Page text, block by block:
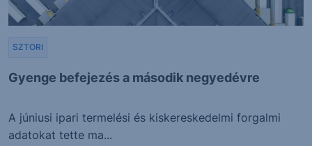
Gyenge befejezés a második negyedévre
SZTORI
A júniusi ipari termelési és kiskereskedelmi forgalmi
adatokat tette ma...